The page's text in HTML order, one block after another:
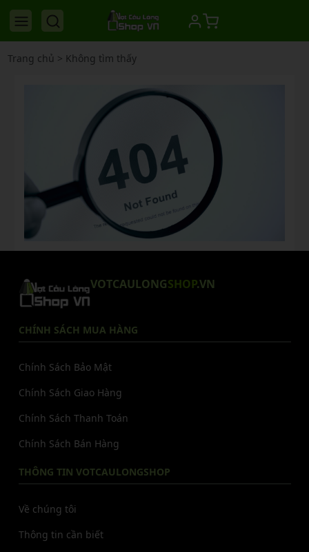
Trang chủ > Không tìm thấy
VOTCAULONGSHOP.VN
CHÍNH SÁCH MUA HÀNG
Chính Sách Bảo Mật
Chính Sách Giao Hàng
Chính Sách Thanh Toán
Chính Sách Bán Hàng
THÔNG TIN VOTCAULONGSHOP
Về chúng tôi
Thông tin cần biết